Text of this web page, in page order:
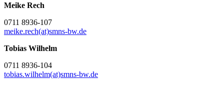
Meike Rech
0711 8936-107
meike.rech(at)smns-bw.de
Tobias Wilhelm
0711 8936-104
tobias.wilhelm(at)smns-bw.de